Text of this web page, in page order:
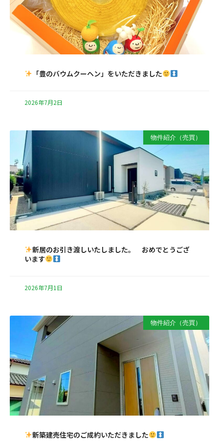
「豊のバウムクーヘン」をいただきました
2026年7月2日
物件紹介（売買）
新居のお引き渡しいたしました。 おめでとうござ
います
2026年7月1日
物件紹介（売買）
新築建売住宅のご成約いただきました